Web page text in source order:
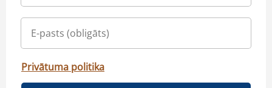
Privātuma politika